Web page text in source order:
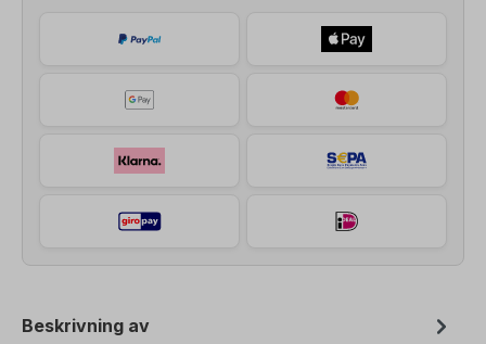
Beskrivning av